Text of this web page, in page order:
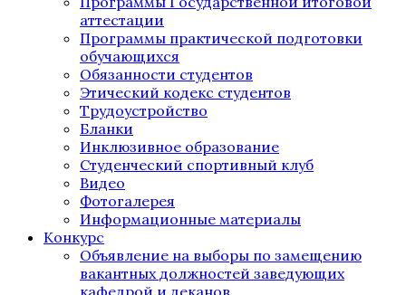
аттестации
Программы практической подготовки
обучающихся
Обязанности студентов
Этический кодекс студентов
Трудоустройство
Бланки
Инклюзивное образование
Студенческий спортивный клуб
Видео
Фотогалерея
Информационные материалы
Конкурс
Объявление на выборы по замещению
вакантных должностей заведующих
кафедрой и деканов